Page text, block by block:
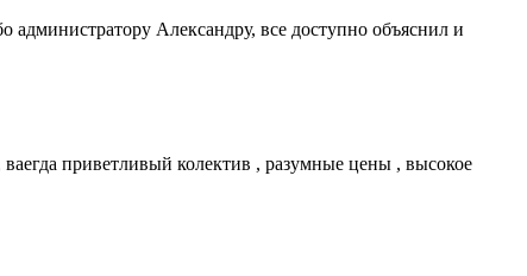
Александру, все доступно объяснил и
приветливый колектив , разумные цены , высокое